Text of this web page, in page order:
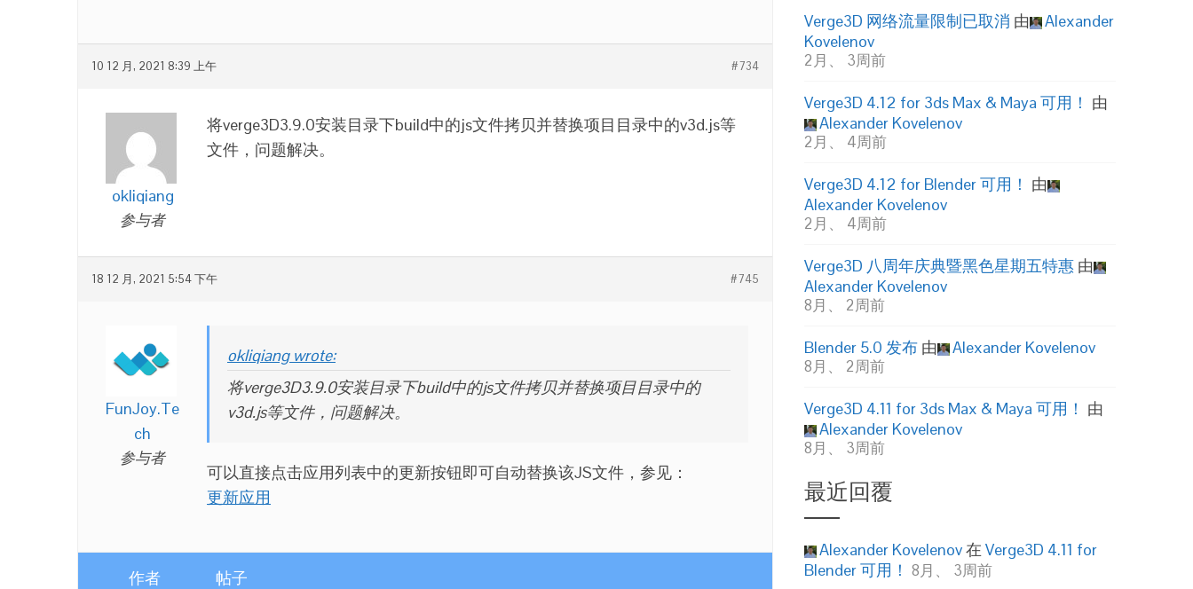
10 12 月, 2021 8:39 上午 #734
okliqiang
参与者
将verge3D3.9.0安装目录下build中的js文件拷贝并替换项目目录中的v3d.js等
文件，问题解决。
18 12 月, 2021 5:54 下午 #745
FunJoy.Te
ch
参与者
okliqiang wrote:
将verge3D3.9.0安装目录下build中的js文件拷贝并替换项目目录中的
v3d.js等文件，问题解决。
可以直接点击应用列表中的更新按钮即可自动替换该JS文件，参见：
更新应用
作者 帖子
Verge3D 网络流量限制已取消 由
Alexander
Kovelenov
2月、 3周前
Verge3D 4.12 for 3ds Max & Maya 可用！ 由
Alexander Kovelenov
2月、 4周前
Verge3D 4.12 for Blender 可用！ 由
Alexander Kovelenov
2月、 4周前
Verge3D 八周年庆典暨黑色星期五特惠 由
Alexander Kovelenov
8月、 2周前
Blender 5.0 发布 由 Alexander Kovelenov
8月、 2周前
Verge3D 4.11 for 3ds Max & Maya 可用！ 由
Alexander Kovelenov
8月、 3周前
最近回覆
Alexander Kovelenov在 Verge3D 4.11 for
Blender 可用！ 8月、 3周前